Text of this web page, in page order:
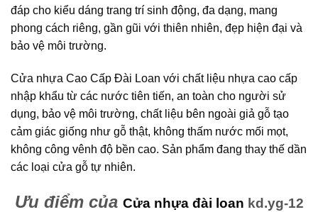
đáp cho kiểu dáng trang trí sinh động, đa dạng, mang
phong cách riêng, gần gũi với thiên nhiên, đẹp hiện đại và
bảo vệ môi trường.
Cửa nhựa Cao Cấp Đài Loan với chất liệu nhựa cao cấp
nhập khẩu từ các nước tiên tiến, an toàn cho người sử
dụng, bảo vệ môi trường, chất liệu bên ngoài giả gỗ tạo
cảm giác giống như gỗ thật, không thấm nước mối mọt,
không công vênh độ bền cao. Sản phẩm đang thay thế dần
các loại cửa gỗ tự nhiên.
Ưu điểm của Cửa nhựa đài loan kd.yg-12